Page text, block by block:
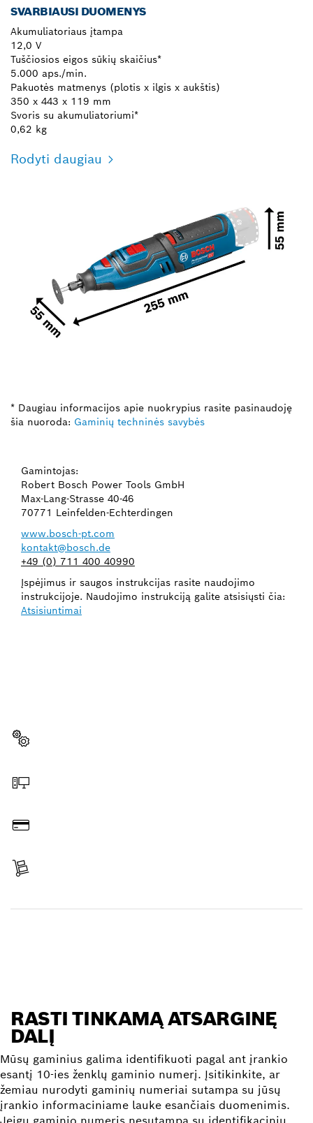
SVARBIAUSI DUOMENYS
Akumuliatoriaus įtampa
12,0 V
Tuščiosios eigos sūkių skaičius*
5.000 aps./min.
Pakuotės matmenys (plotis x ilgis x aukštis)
350 x 443 x 119 mm
Svoris su akumuliatoriumi*
0,62 kg
Rodyti daugiau
* Daugiau informacijos apie nuokrypius rasite pasinaudoję
šia nuoroda: Gaminių techninės savybės
Gamintojas:
Robert Bosch Power Tools GmbH
Max-Lang-Strasse 40-46
70771 Leinfelden-Echterdingen
www.bosch-pt.com
kontakt@bosch.de
+49 (0) 711 400 40990
Įspėjimus ir saugos instrukcijas rasite naudojimo
instrukcijoje. Naudojimo instrukciją galite atsisiųsti čia:
Atsisiuntimai
RASTI TINKAMĄ ATSARGINĘ
DALĮ
Mūsų gaminius galima identifikuoti pagal ant įrankio
esantį 10-ies ženklų gaminio numerį. Įsitikinkite, ar
žemiau nurodyti gaminių numeriai sutampa su jūsų
įrankio informaciniame lauke esančiais duomenimis.